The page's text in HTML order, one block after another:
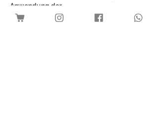
Anwendung der
Kleinunternehmerregelung gemäß § 19